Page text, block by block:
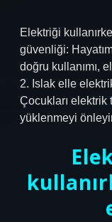
Elektriği
güvenliği:
doğru kullanımı,
2. Islak elle
Çocukları elektrik
yüklenmeyi